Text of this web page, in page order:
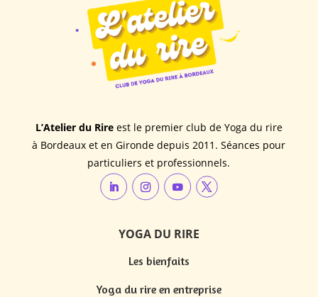
L’Atelier du Rireest le premier club de Yoga du rire
à Bordeaux et en Gironde depuis 2011. Séances pour
particuliers et professionnels.
YOGA DU RIRE
Les bienfaits
Yoga du rire en entreprise